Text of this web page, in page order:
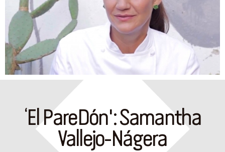
‘El PareDón': Samantha
Vallejo-Nágera